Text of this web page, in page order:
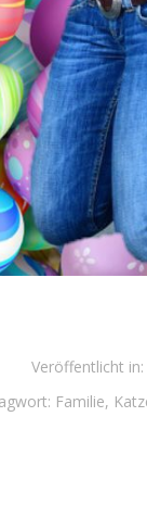
Veröffentlicht in:
Familie,